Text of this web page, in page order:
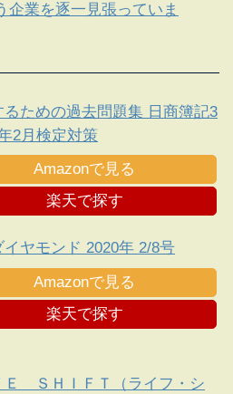
企業を逐一見張っていま
るための過去問題集 日商簿記3
2月検定対策
Amazonで見る
楽天で探す
イヤモンド 2020年 2/8号
Amazonで見る
楽天で探す
Ｅ ＳＨＩＦＴ（ライフ・シ